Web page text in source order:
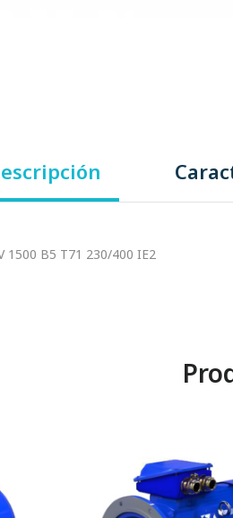
1500 B5 T71 230/400 IE2